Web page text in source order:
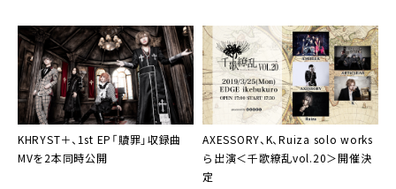
KHRYST＋、1st EP「贖罪」収録曲
MVを2本同時公開
AXESSORY、K、Ruiza solo works
ら出演＜千歌繚乱vol.20＞開催決
定